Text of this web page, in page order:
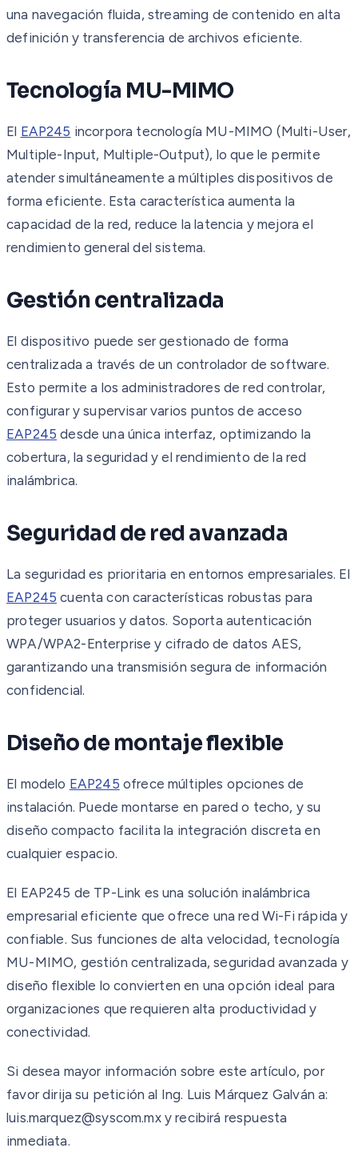
una navegación fluida, streaming de contenido en alta
definición y transferencia de archivos eficiente.
Tecnología MU-MIMO
El EAP245 incorpora tecnología MU-MIMO (Multi-User,
Multiple-Input, Multiple-Output), lo que le permite
atender simultáneamente a múltiples dispositivos de
forma eficiente. Esta característica aumenta la
capacidad de la red, reduce la latencia y mejora el
rendimiento general del sistema.
Gestión centralizada
El dispositivo puede ser gestionado de forma
centralizada a través de un controlador de software.
Esto permite a los administradores de red controlar,
configurar y supervisar varios puntos de acceso
EAP245 desde una única interfaz, optimizando la
cobertura, la seguridad y el rendimiento de la red
inalámbrica.
Seguridad de red avanzada
La seguridad es prioritaria en entornos empresariales. El
EAP245 cuenta con características robustas para
proteger usuarios y datos. Soporta autenticación
WPA/WPA2-Enterprise y cifrado de datos AES,
garantizando una transmisión segura de información
confidencial.
Diseño de montaje flexible
El modelo EAP245 ofrece múltiples opciones de
instalación. Puede montarse en pared o techo, y su
diseño compacto facilita la integración discreta en
cualquier espacio.
El EAP245 de TP-Link es una solución inalámbrica
empresarial eficiente que ofrece una red Wi-Fi rápida y
confiable. Sus funciones de alta velocidad, tecnología
MU-MIMO, gestión centralizada, seguridad avanzada y
diseño flexible lo convierten en una opción ideal para
organizaciones que requieren alta productividad y
conectividad.
Si desea mayor información sobre este artículo, por
favor dirija su petición al Ing. Luis Márquez Galván a:
luis.marquez@syscom.mx y recibirá respuesta
inmediata.